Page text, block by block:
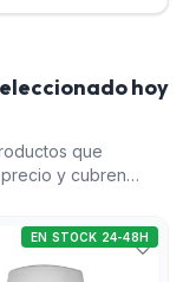
hoy
que
y cubren
opción completa
mientras que
para la detección
EN STOCK 24-48H